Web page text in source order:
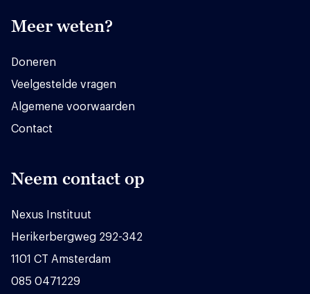
Meer weten?
Doneren
Veelgestelde vragen
Algemene voorwaarden
Contact
Neem contact op
Nexus Instituut
Herikerbergweg 292-342
1101 CT Amsterdam
085 0471229